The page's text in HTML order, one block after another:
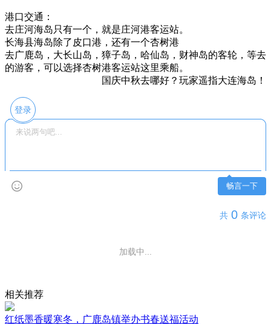
港口交通：
去庄河海岛只有一个，就是庄河港客运站。
长海县海岛除了皮口港，还有一个杏树港
去广鹿岛，大长山岛，獐子岛，哈仙岛，财神岛的客轮，等去
的游客，可以选择杏树港客运站这里乘船。
国庆中秋去哪好？玩家遥指大连海岛！
登录
畅言一下
共 0 条评论
还没有评论，快来抢沙发吧~
相关推荐